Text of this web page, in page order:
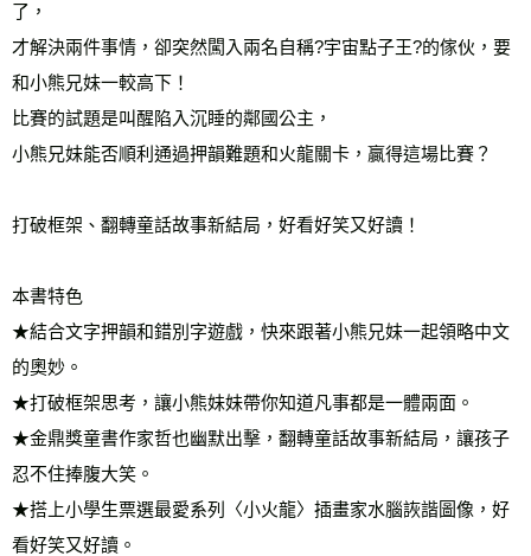
了，
才解決兩件事情，卻突然闖入兩名自稱?宇宙點子王?的傢伙，要
和小熊兄妹一較高下！
比賽的試題是叫醒陷入沉睡的鄰國公主，
小熊兄妹能否順利通過押韻難題和火龍關卡，贏得這場比賽？
打破框架、翻轉童話故事新結局，好看好笑又好讀！
本書特色
★結合文字押韻和錯別字遊戲，快來跟著小熊兄妹一起領略中文
的奧妙。
★打破框架思考，讓小熊妹妹帶你知道凡事都是一體兩面。
★金鼎獎童書作家哲也幽默出擊，翻轉童話故事新結局，讓孩子
忍不住捧腹大笑。
★搭上小學生票選最愛系列〈小火龍〉插畫家水腦詼諧圖像，好
看好笑又好讀。